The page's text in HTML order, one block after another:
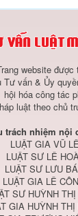
website được
Tư vấn & Ủy
hội hóa công tác
luật theo chủ
trách nhiệm nội
LUẬT GIA VŨ
LUẬT SƯ LÊ
LUẬT SƯ LƯU
LUẬT GIA LÊ
SƯ HUỲNH
GIA HUỲNH